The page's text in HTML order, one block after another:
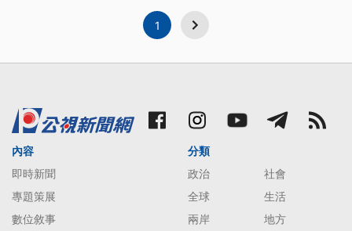
1
內容
即時新聞
專題策展
數位敘事
分類
政治
社會
全球
生活
兩岸
地方